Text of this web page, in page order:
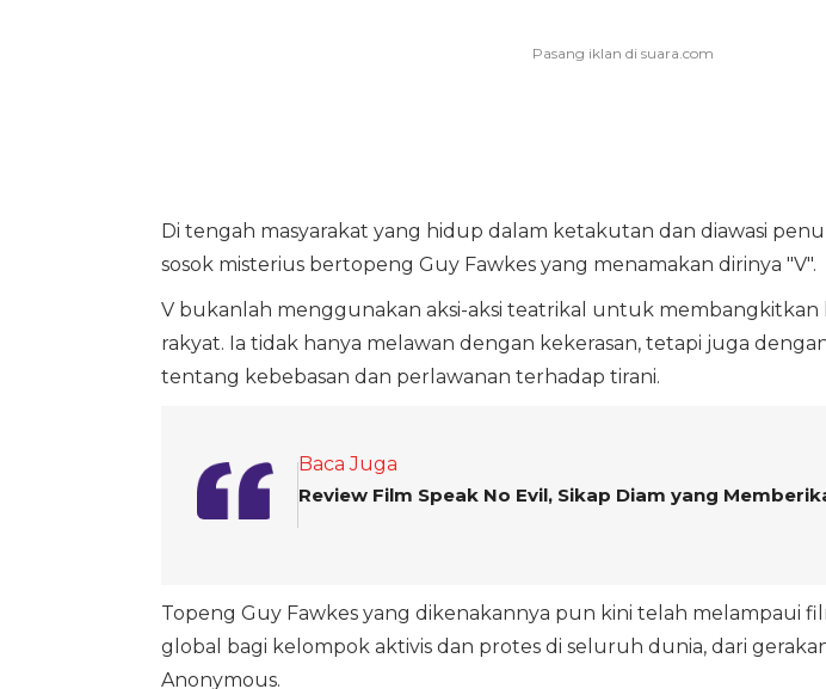
Di tengah masyarakat yang hidup dalam ketakutan dan diawasi
sosok misterius bertopeng Guy Fawkes yang menamakan dirinya "V".
V bukanlah menggunakan aksi-aksi teatrikal untuk membangkitkan
rakyat. Ia tidak hanya melawan dengan kekerasan, tetapi juga
tentang kebebasan dan perlawanan terhadap tirani.
Baca Juga
Review Film Speak No Evil, Sikap Diam yang
Topeng Guy Fawkes yang dikenakannya pun kini telah melampaui
global bagi kelompok aktivis dan protes di seluruh dunia, dari
Anonymous.